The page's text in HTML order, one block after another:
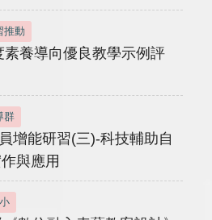
推動
養導向優良教學示例評
群
增能研習(三)-科技輔助自
與應用